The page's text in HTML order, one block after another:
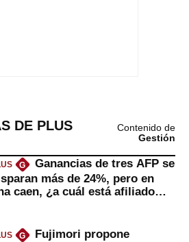
DE PLUS
Contenido de
Gestión
G
Ganancias de tres AFP se
más de 24%, pero en
caen, ¿a cuál está afiliado
G
Fujimori propone